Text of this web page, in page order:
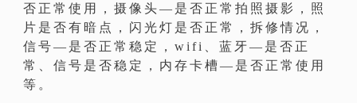
否正常使用，摄像头—是否正常拍照摄影，照
片是否有暗点，闪光灯是否正常，拆修情况，
信号—是否正常稳定，wifi、蓝牙—是否正
常、信号是否稳定，内存卡槽—是否正常使用
等。